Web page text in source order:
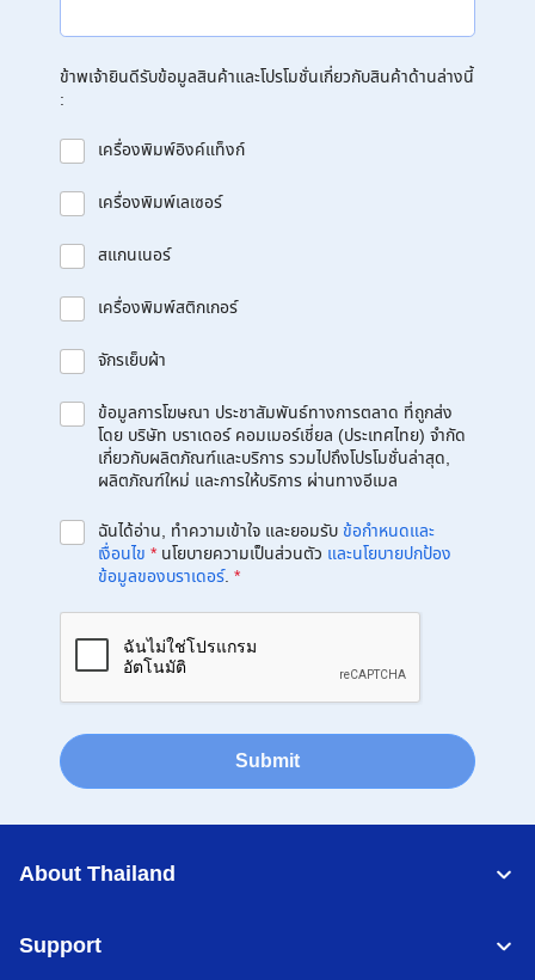
ข้าพเจ้ายินดีรับข้อมูลสินค้าและโปรโมชั่นเกี่ยวกับสินค้าด้านล่างนี้
:
เครื่องพิมพ์อิงค์แท็งก์
เครื่องพิมพ์เลเซอร์
สแกนเนอร์
เครื่องพิมพ์สติกเกอร์
จักรเย็บผ้า
ข้อมูลการโฆษณา ประชาสัมพันธ์ทางการตลาด ที่ถูกส่ง
โดย บริษัท บราเดอร์ คอมเมอร์เชี่ยล (ประเทศไทย) จำกัด
เกี่ยวกับผลิตภัณฑ์และบริการ รวมไปถึงโปรโมชั่นล่าสุด,
ผลิตภัณฑ์ใหม่ และการให้บริการ ผ่านทางอีเมล
ฉันได้อ่าน, ทำความเข้าใจ และยอมรับข้อกำหนดและ
เงื่อนไข * นโยบายความเป็นส่วนตัว และนโยบายปกป้อง
ข้อมูลของบราเดอร์. *
Submit
About Thailand
Support